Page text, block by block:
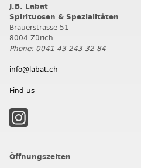
J.B. Labat
Spirituosen & Spezialitäten
Brauerstrasse 51
8004 Zürich
Phone: 0041 43 243 32 84
info@labat.ch
Find us
Öffnungszeiten